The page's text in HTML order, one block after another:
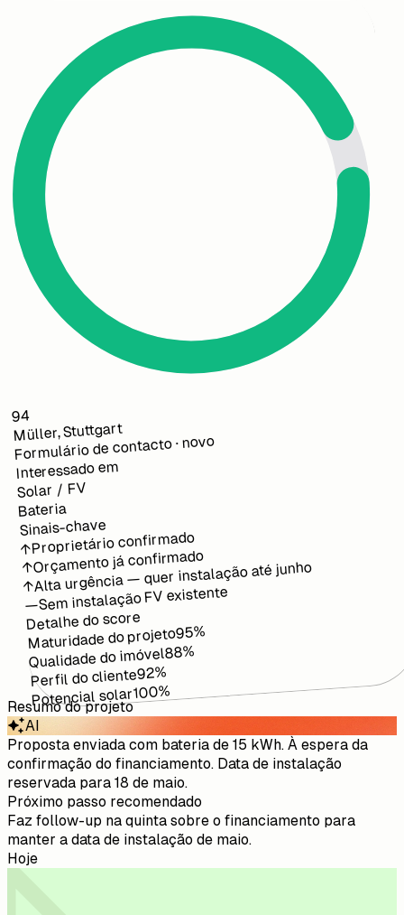
94
Müller, Stuttgart
Formulário de contacto · novo
Interessado em
Solar / FV
Bateria
Sinais-chave
↑Proprietário confirmado
↑Orçamento já confirmado
↑Alta urgência — quer instalação até junho
—Sem instalação FV existente
Detalhe do score
Maturidade do projeto95%
Qualidade do imóvel88%
Perfil do cliente92%
Potencial solar100%
Resumo do projeto
AI
Proposta enviada com bateria de 15 kWh. À espera da
confirmação do financiamento. Data de instalação
reservada para 18 de maio.
Próximo passo recomendado
Faz follow-up na quinta sobre o financiamento para
manter a data de instalação de maio.
Hoje